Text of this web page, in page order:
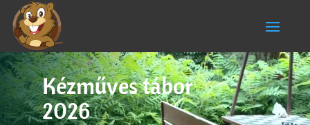
Kézműves tábor
2026